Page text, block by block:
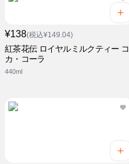
¥138(税込¥149.04)
紅茶花伝 ロイヤルミルクティー コ
カ・コーラ
440ml